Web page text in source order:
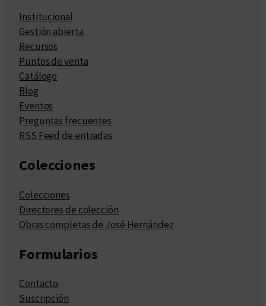
Institucional
Gestión abierta
Recursos
Puntos de venta
Catálogo
Blog
Eventos
Preguntas frecuentes
RSS Feed de entradas
Colecciones
Colecciones
Directores de colección
Obras completas de José Hernández
Formularios
Contacto
Suscripción